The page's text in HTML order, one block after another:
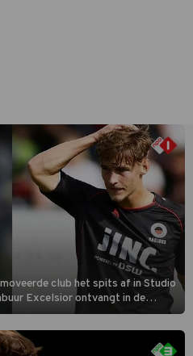
club het spits af in Studio
Excelsior ontvangt in de
Eredivisieseizoen. De nieuwe
wil aanvallend voetballen.